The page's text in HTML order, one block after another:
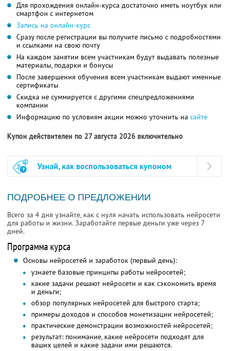
Для прохождения онлайн-курса достаточно иметь ноутбук или
смартфон с интернетом
Запись на онлайн-курс
Сразу после регистрации вы получите письмо с подробностями
и ссылками на свою почту
На каждом занятии всем участникам будут выдавать полезные
материалы, подарки и бонусы
После завершения обучения всем участникам выдают именные
сертификаты
Скидка не суммируется с другими спецпредложениями
компании
Информацию по условиям акции можно уточнить на сайте
Купон действителен по 27 августа 2026 включительно
Узнай, как воспользоваться купоном
ПОДРОБНЕЕ О ПРЕДЛОЖЕНИИ
Всего за 4 дня узнайте, как с нуля начать использовать нейросети
для работы и жизни. Заработайте первые деньги уже через 7
дней.
Программа курса
Основы нейросетей и заработок (первый день):
узнаете базовые принципы работы нейросетей;
какие задачи решают нейросети и как сэкономить время
и деньги;
обзор популярных нейросетей для быстрого старта;
примеры доходов и способов монетизации нейросетей;
практические демонстрации возможностей нейросетей;
результат: понимание, какие нейросети подходят для
ваших целей и какие задачи ими решаются.